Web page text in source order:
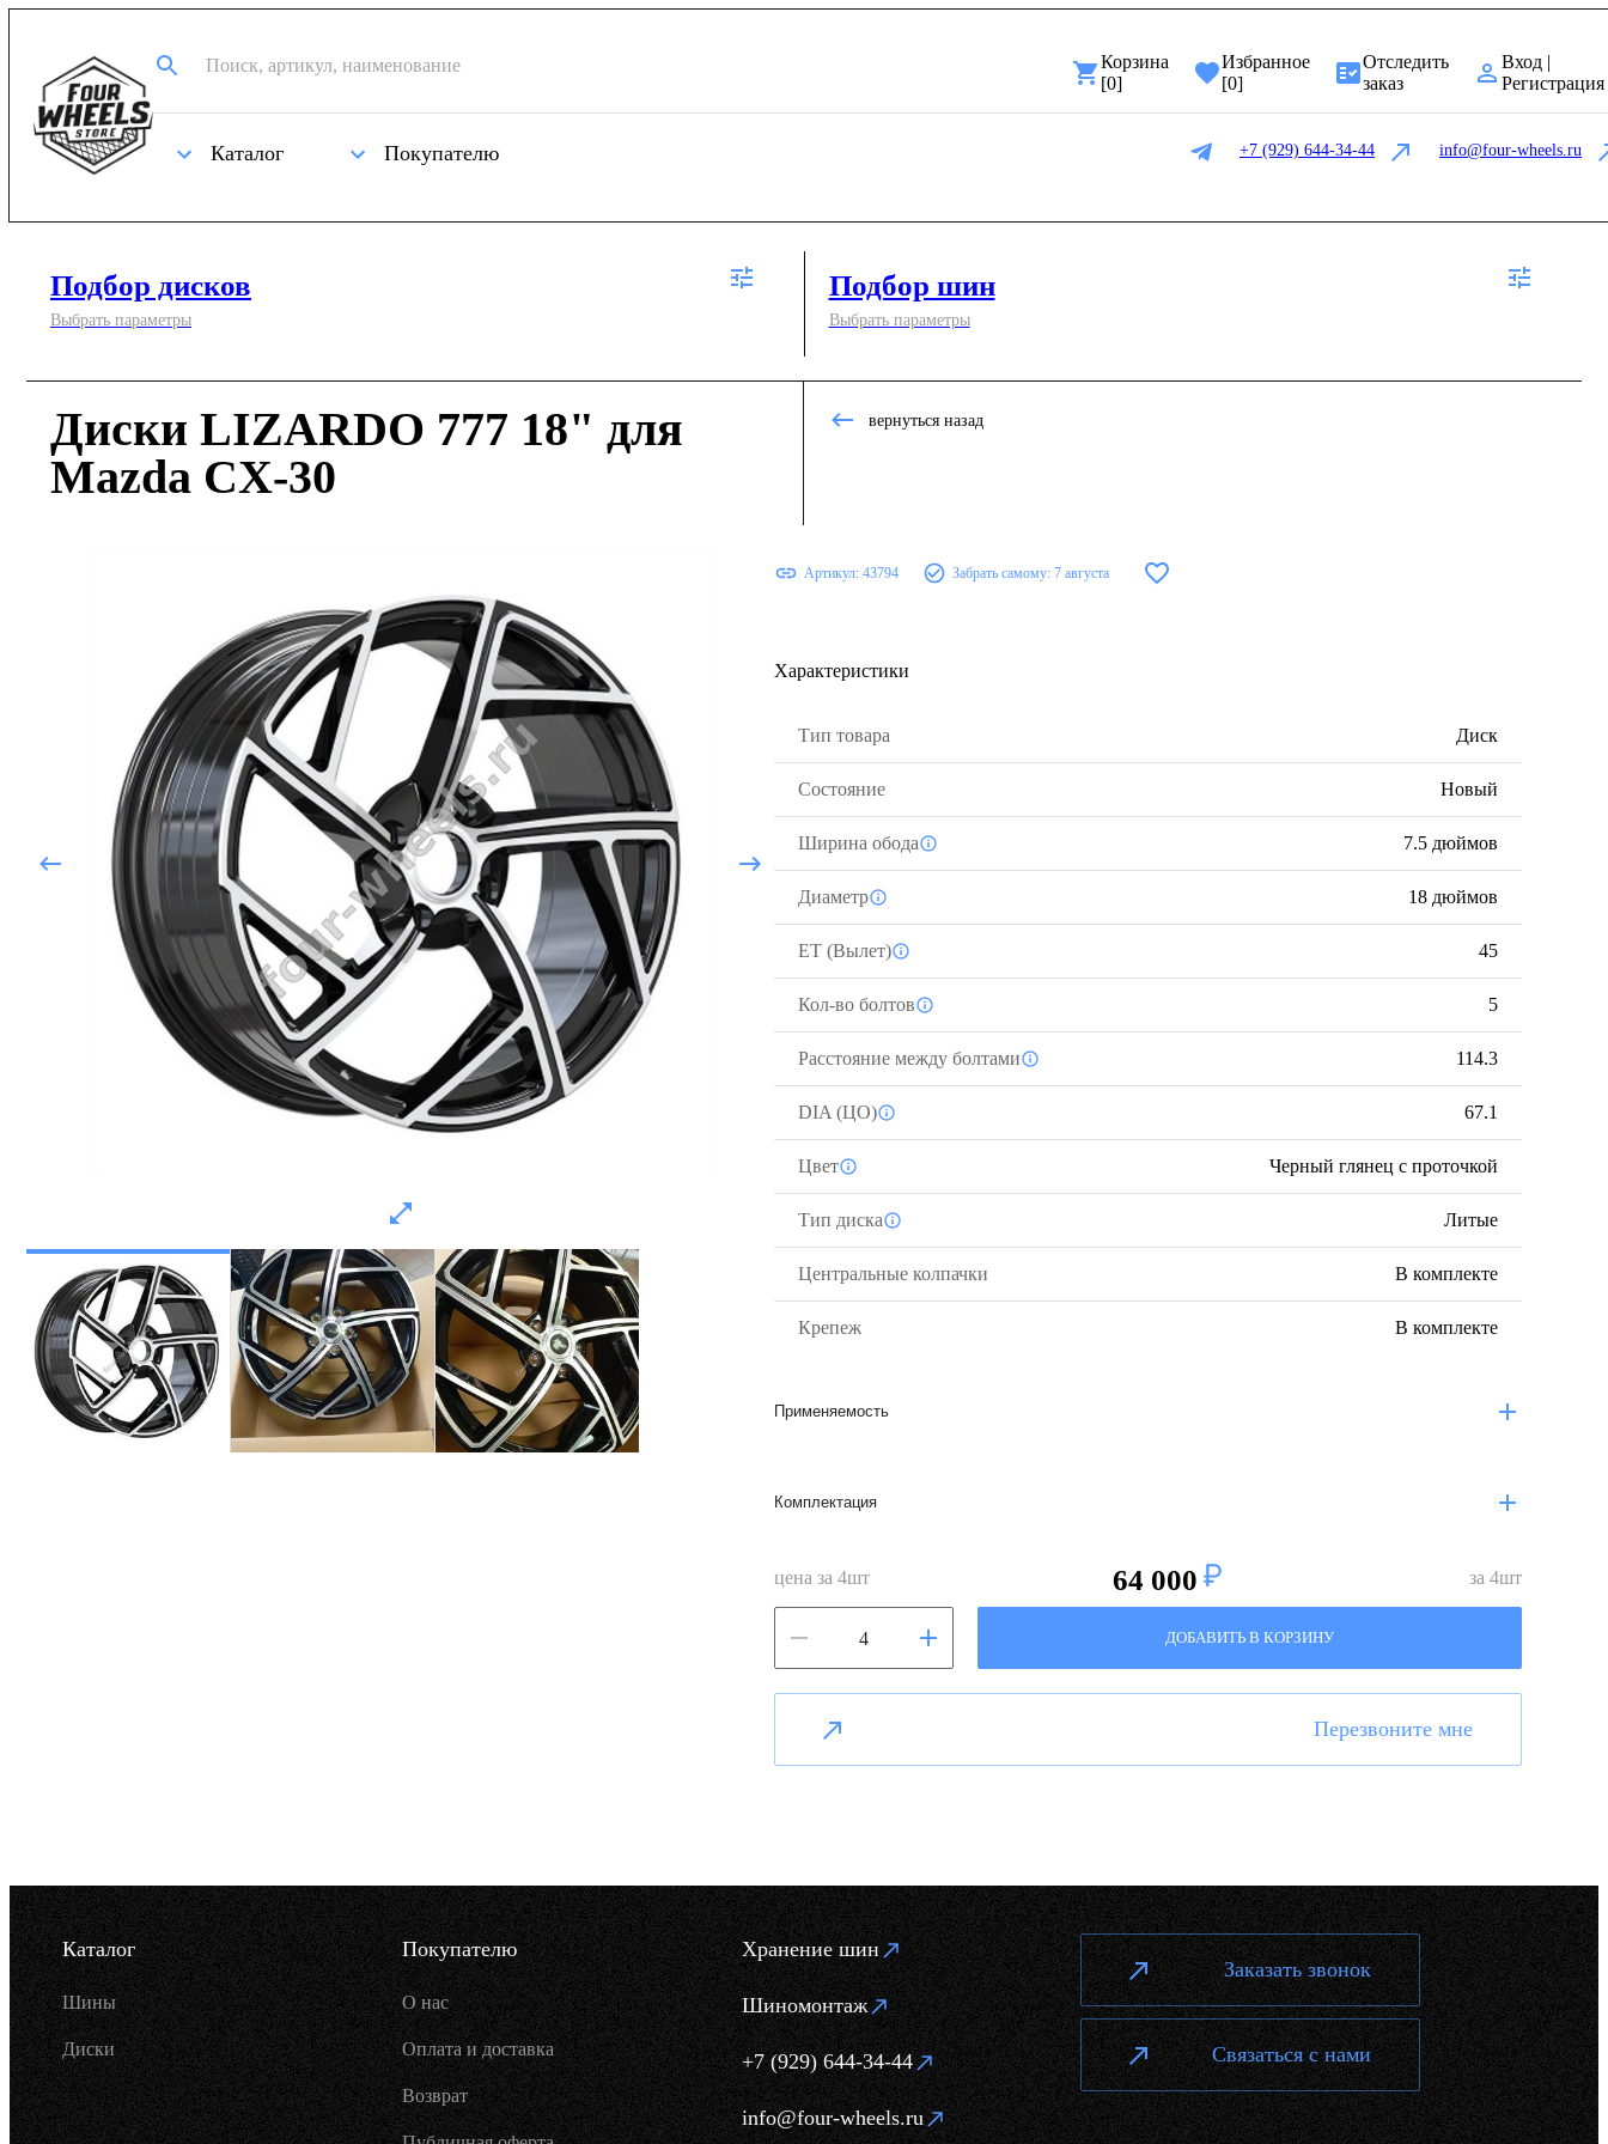
Корзина
[0]
Избранное
[0]
Отследить
заказ
Вход |
Регистрация
Каталог Покупателю +7 (929) 644-34-44 info@four-wheels.ru
Подбор дисков
Выбрать параметры
Подбор шин
Выбрать параметры
Диски LIZARDO 777 18" для
Mazda CX-30
вернуться назад
Артикул: 43794 Забрать самому: 7 августа
Характеристики
Тип товара Диск
Состояние Новый
Ширина обода 7.5 дюймов
Диаметр 18 дюймов
ЕТ (Вылет) 45
Кол-во болтов 5
Расстояние между болтами 114.3
DIA (ЦО) 67.1
Цвет Черный глянец с проточкой
Тип диска Литые
Центральные колпачки В комплекте
Крепеж В комплекте
Применяемость
Комплектация
цена за 4шт 64 000 за 4шт
ДОБАВИТЬ В КОРЗИНУ
Перезвоните мне
Каталог
Шины
Диски
Покупателю
О нас
Оплата и доставка
Возврат
Хранение шин
Шиномонтаж
+7 (929) 644-34-44
info@four-wheels.ru
Заказать звонок
Связаться с нами